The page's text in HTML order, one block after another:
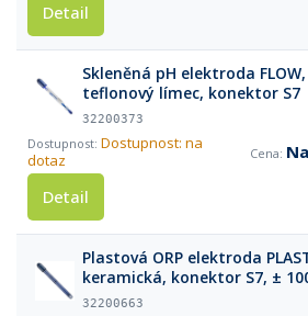
Detail
Skleněná pH elektroda
teflonový límec, konektor S7
32200373
Dostupnost: na
dotaz
Detail
Plastová ORP elektroda
keramická, konektor S7, ±
32200663